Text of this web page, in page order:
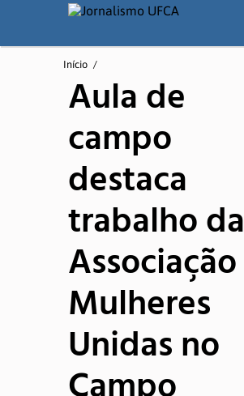
Documentos
QUEM SOMOS
Corpo Docente
Corpo Técnico
Início /
Aula de
campo
destaca
trabalho da
Associação
Mulheres
Unidas no